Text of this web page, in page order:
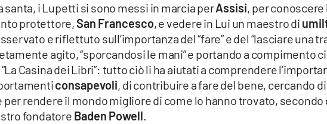
santa, i Lupetti si sono messi in marcia perAssisi, per conoscere
protettore,San Francesco, e vedere in Lui un maestro di
e riflettuto sull’importanza del “fare” e del “lasciare una
agito, “sporcandosi le mani” e portando a compimento
Casina dei Libri”: tutto ciò li ha aiutati a comprendere
consapevoli, di contribuire a fare del bene, cercando di
per rendere il mondo migliore di come lo hanno trovato, secondo
fondatore Baden Powell.